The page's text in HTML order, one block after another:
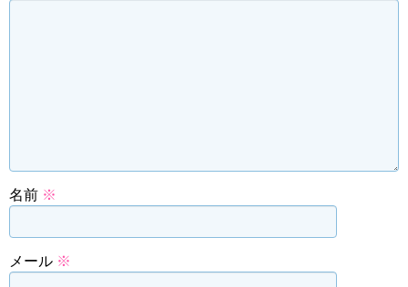
名前 ※
メール ※